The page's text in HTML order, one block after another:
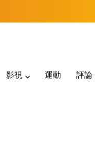
影視 運動 評論